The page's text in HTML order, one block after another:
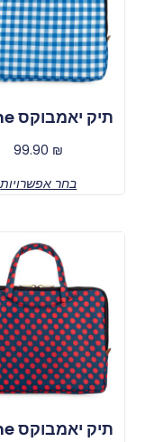
תיק יאמבוקס Poche
99.90 ₪
בחר אפשרויות
תיק יאמבוקס Poche